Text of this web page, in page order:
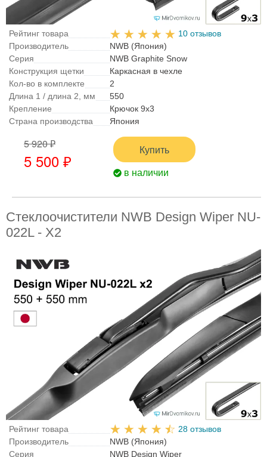
Рейтинг товара
10 отзывов
Производитель
NWB (Япония)
Серия
NWB Graphite Snow
Конструкция щетки
Каркасная в чехле
Кол-во в комплекте
2
Длина 1 / длина 2, мм
550
Крепление
Крючок 9x3
Страна производства
Япония
5 920 ₽
5 500 ₽
Купить
в наличии
Стеклоочистители NWB Design Wiper NU-
022L - X2
Рейтинг товара
28 отзывов
Производитель
NWB (Япония)
Серия
NWB Design Wiper